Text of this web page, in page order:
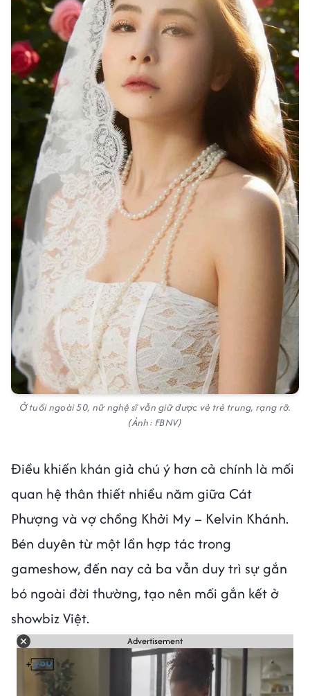
Ở tuổi ngoài 50, nữ nghệ sĩ vẫn giữ được vẻ trẻ trung, rạng rỡ.
(Ảnh: FBNV)
Điều khiến khán giả chú ý hơn cả chính là mối
quan hệ thân thiết nhiều năm giữa Cát
Phượng và vợ chồng Khởi My – Kelvin Khánh.
Bén duyên từ một lần hợp tác trong
gameshow, đến nay cả ba vẫn duy trì sự gắn
bó ngoài đời thường, tạo nên mối gắn kết ở
showbiz Việt.
Advertisement